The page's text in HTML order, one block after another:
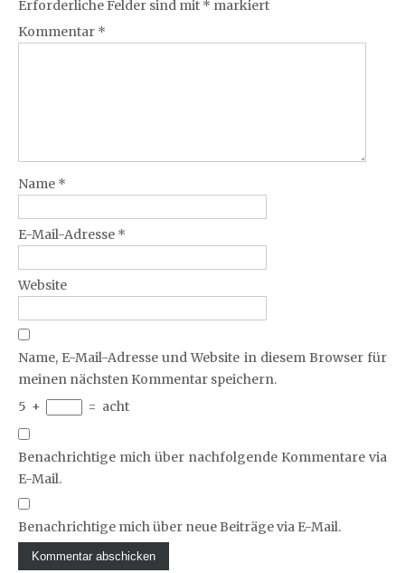
Erforderliche Felder sind mit * markiert
Kommentar *
Name *
E-Mail-Adresse *
Website
Name, E-Mail-Adresse und Website in diesem Browser für
meinen nächsten Kommentar speichern.
5 + = acht
Benachrichtige mich über nachfolgende Kommentare via
E-Mail.
Benachrichtige mich über neue Beiträge via E-Mail.